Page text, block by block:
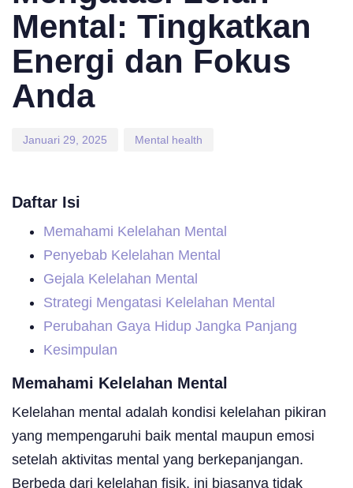
Mental: Tingkatkan
Energi dan Fokus
Anda
Januari 29, 2025 Mental health
Daftar Isi
Memahami Kelelahan Mental
Penyebab Kelelahan Mental
Gejala Kelelahan Mental
Strategi Mengatasi Kelelahan Mental
Perubahan Gaya Hidup Jangka Panjang
Kesimpulan
Memahami Kelelahan Mental
Kelelahan mental adalah kondisi kelelahan pikiran
yang mempengaruhi baik mental maupun emosi
setelah aktivitas mental yang berkepanjangan.
Berbeda dari kelelahan fisik, ini biasanya tidak